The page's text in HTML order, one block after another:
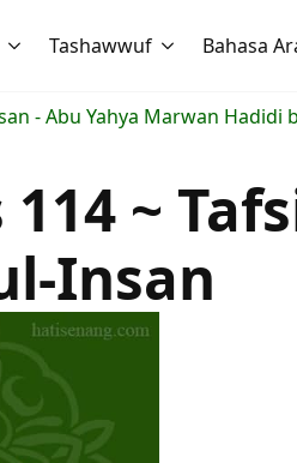
Tashawwuf Bahasa
- Abu Yahya Marwan Hadidi
~
Insan